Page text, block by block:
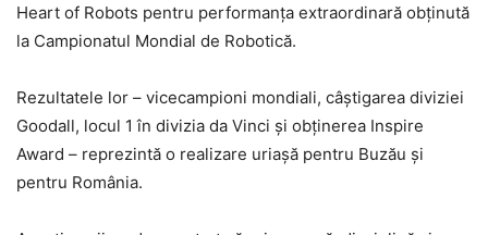
Heart of Robots pentru performanța extraordinară obținută
la Campionatul Mondial de Robotică.
Rezultatele lor – vicecampioni mondiali, câștigarea diviziei
Goodall, locul 1 în divizia da Vinci și obținerea Inspire
Award – reprezintă o realizare uriașă pentru Buzău și
pentru România.